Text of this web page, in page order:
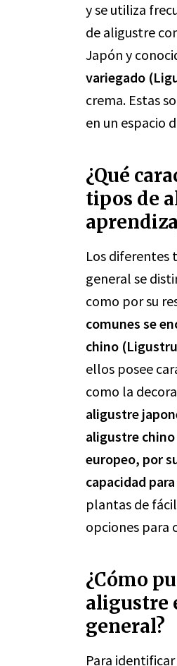
y se utiliza
de aligustre
Japón y
variegado
crema. Estas
en un espacio
¿Qué
tipos de
Los diferentes
general se
como por su
comunes se
chino
ellos posee
como la
aligustre
aligustre
europeo, por
capacidad
plantas de
opciones para
¿Cómo
aligustre
general?
Para